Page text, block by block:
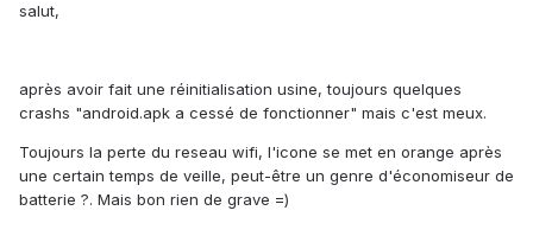
salut,
après avoir fait une réinitialisation usine, toujours quelques
crashs "android.apk a cessé de fonctionner" mais c'est meux.
Toujours la perte du reseau wifi, l'icone se met en orange après
une certain temps de veille, peut-être un genre d'économiseur de
batterie ?. Mais bon rien de grave =)